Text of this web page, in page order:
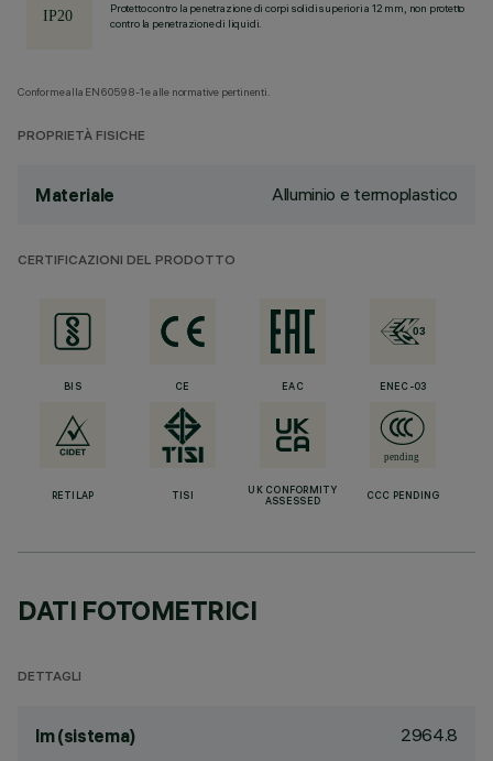
Protetto contro la penetrazione di corpi solidi superiori a 12 mm, non protetto
contro la penetrazione di liquidi.
Conforme alla EN60598-1 e alle normative pertinenti.
PROPRIETÀ FISICHE
Materiale Alluminio e termoplastico
CERTIFICAZIONI DEL PRODOTTO
BIS CE EAC ENEC-03
RETILAP TISI
UK CONFORMITY
ASSESSED
CCC PENDING
DATI FOTOMETRICI
DETTAGLI
lm (sistema) 2964.8